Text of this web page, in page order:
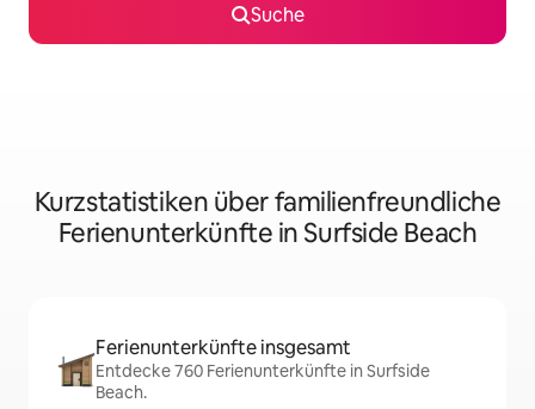
Suche
Kurzstatistiken über familienfreundliche
Ferienunterkünfte in Surfside Beach
Ferienunterkünfte insgesamt
Entdecke 760 Ferienunterkünfte in Surfside
Beach.